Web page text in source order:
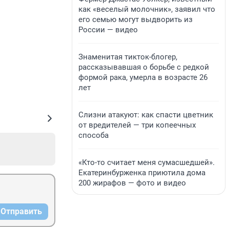
Отправить
как «веселый молочник», заявил что
его семью могут выдворить из
России — видео
Знаменитая тикток-блогер,
рассказывавшая о борьбе с редкой
формой рака, умерла в возрасте 26
лет
Слизни атакуют: как спасти цветник
от вредителей — три копеечных
способа
«Кто-то считает меня сумасшедшей».
Екатеринбурженка приютила дома
200 жирафов — фото и видео